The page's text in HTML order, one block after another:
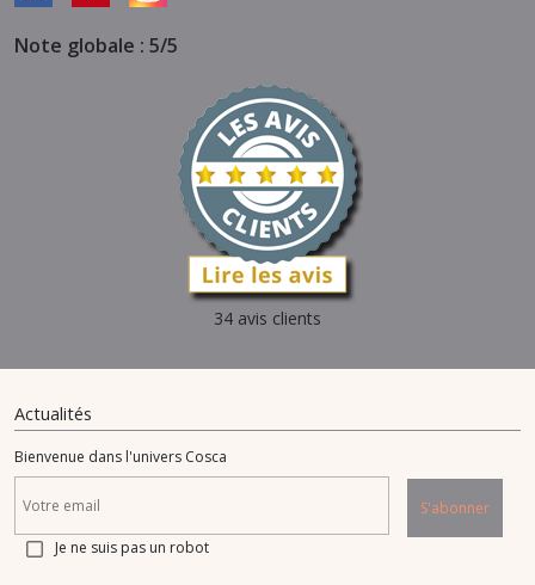
Note globale : 5/5
34 avis clients
Actualités
Bienvenue dans l'univers Cosca
S'abonner
Je ne suis pas un robot